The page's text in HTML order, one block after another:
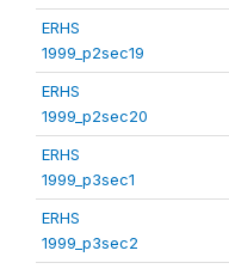
ERHS
1999_p2sec19
ERHS
1999_p2sec20
ERHS
1999_p3sec1
ERHS
1999_p3sec2